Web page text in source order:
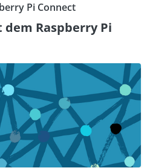
Pi Connect
dem Raspberry Pi